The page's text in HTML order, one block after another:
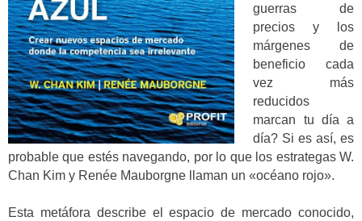
guerras de
precios y los
márgenes de
beneficio cada
vez más
reducidos
marcan tu día a
día? Si es así, es
probable que estés navegando, por lo que los estrategas W.
Chan Kim y Renée Mauborgne llaman un «océano rojo».
Esta metáfora describe el espacio de mercado conocido,